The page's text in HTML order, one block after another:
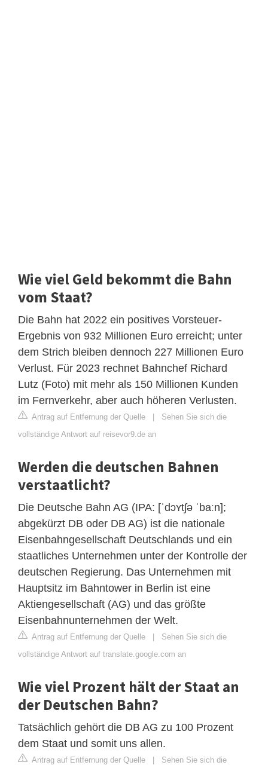
Wie viel Geld bekommt die Bahn
vom Staat?
Die Bahn hat 2022 ein positives Vorsteuer-
Ergebnis von 932 Millionen Euro erreicht; unter
dem Strich bleiben dennoch 227 Millionen Euro
Verlust. Für 2023 rechnet Bahnchef Richard
Lutz (Foto) mit mehr als 150 Millionen Kunden
im Fernverkehr, aber auch höheren Verlusten.
Antrag auf Entfernung der Quelle | Sehen Sie sich die
vollständige Antwort auf reisevor9.de an
Werden die deutschen Bahnen
verstaatlicht?
Die Deutsche Bahn AG (IPA: [ˈdɔʏtʃə ˈbaːn];
abgekürzt DB oder DB AG) ist die nationale
Eisenbahngesellschaft Deutschlands und ein
staatliches Unternehmen unter der Kontrolle der
deutschen Regierung. Das Unternehmen mit
Hauptsitz im Bahntower in Berlin ist eine
Aktiengesellschaft (AG) und das größte
Eisenbahnunternehmen der Welt.
Antrag auf Entfernung der Quelle | Sehen Sie sich die
vollständige Antwort auf translate.google.com an
Wie viel Prozent hält der Staat an
der Deutschen Bahn?
Tatsächlich gehört die DB AG zu 100 Prozent
dem Staat und somit uns allen.
Antrag auf Entfernung der Quelle | Sehen Sie sich die